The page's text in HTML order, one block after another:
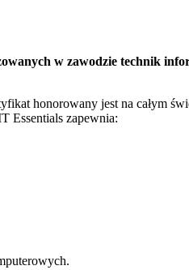
w zawodzie technik
honorowany jest na całym
Essentials zapewnia: